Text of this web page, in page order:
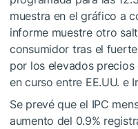
muestra en el gráfico a
informe muestre otro
consumidor tras el
por los elevados
en curso entre EE.UU. e
Se prevé que el IPC
aumento del 0.9%